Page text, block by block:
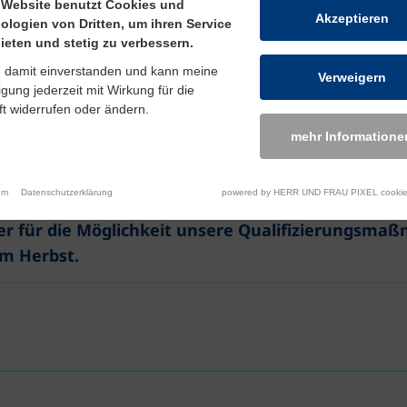
in den Arbeitsmarkt
der Region bot das Jobcenter
an.
hatten unseren Stand mitgestaltet
konnten sich in Esterwegen über die
informieren. Die Veranstaltung bildet einen
noch besser als bisher in den
für die Möglichkeit unsere
Herbst.
Website benutzt Cookies und
von Dritten, um ihren Service
und stetig zu verbessern.
damit einverstanden und kann meine
jederzeit mit Wirkung für die
widerrufen oder ändern.
Akzeptieren
Verweigern
mehr
Datenschutzerklärung powered by HERR UND FRAU PIXEL